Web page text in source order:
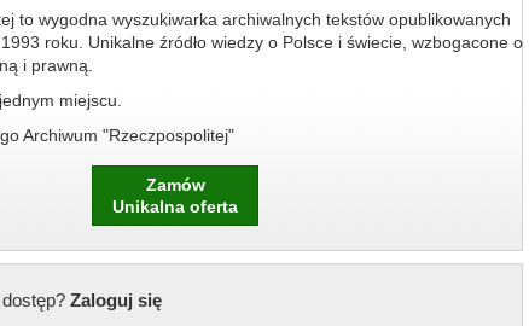
to wygodna wyszukiwarka archiwalnych tekstów opublikowanych
roku. Unikalne źródło wiedzy o Polsce i świecie, wzbogacone o
i prawną.
miejscu.
Archiwum "Rzeczpospolitej"
Zamów
Unikalna oferta
Zaloguj się